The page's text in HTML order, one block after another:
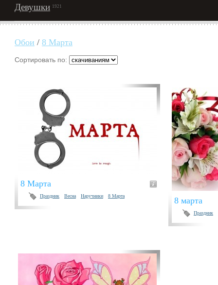
Девушки 1921
Обои / 8 Марта
Сортировать по:
8 Марта
Праздник Весна Наручники 8 Марта 8 марта
Праздник